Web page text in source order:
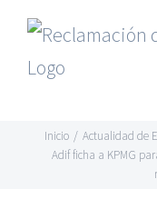
Saltar
contenido
Inicio / Actualidad de
Adif ficha a KPMG